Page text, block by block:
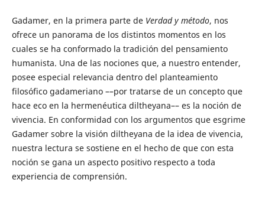
Gadamer, en la primera parte de Verdad y método, nos
ofrece un panorama de los distintos momentos en los
cuales se ha conformado la tradición del pensamiento
humanista. Una de las nociones que, a nuestro entender,
posee especial relevancia dentro del planteamiento
filosófico gadameriano ––por tratarse de un concepto que
hace eco en la hermenéutica diltheyana–– es la noción de
vivencia. En conformidad con los argumentos que esgrime
Gadamer sobre la visión diltheyana de la idea de vivencia,
nuestra lectura se sostiene en el hecho de que con esta
noción se gana un aspecto positivo respecto a toda
experiencia de comprensión.